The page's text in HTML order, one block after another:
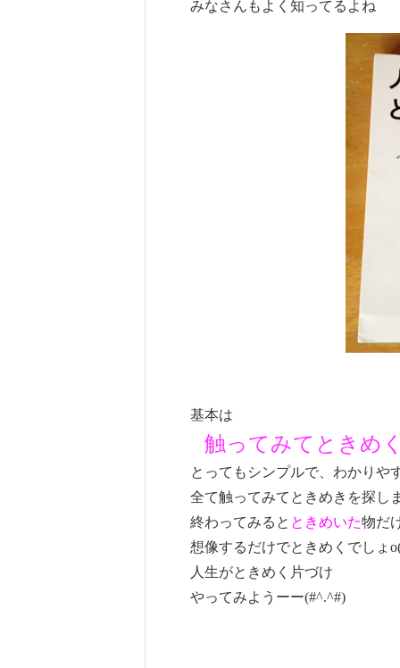
みなさんもよく知ってるよね
基本は
触ってみてときめ
とってもシンプルで、わかりや
全て触ってみてときめきを探し
終わってみると ときめいた物だ
想像するだけでときめくでしょ
人生がときめく片づけ
やってみようーー(#^.^#)